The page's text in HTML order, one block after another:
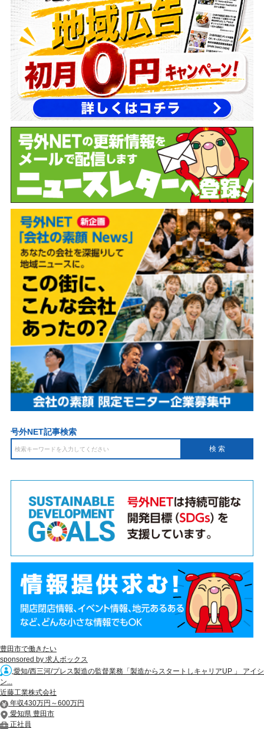
号外NET記事検索
豊田市で働きたい
sponsored by 求人ボックス
愛知/西三河/プレス製造の監督業務「製造からスタートしキャリアUP 」 アイシ
ン...
近藤工業株式会社
年収430万円～600万円
愛知県 豊田市
正社員